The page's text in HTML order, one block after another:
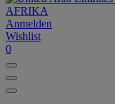
AFRIKA
Anmelden
Wishlist
0